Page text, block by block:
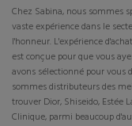
Chez Sabina, nous sommes
vaste expérience dans le
l'honneur. L'expérience
est conçue pour que vous
avons sélectionné pour vous
sommes distributeurs des
trouver Dior, Shiseido, Estée
Clinique, parmi beaucoup